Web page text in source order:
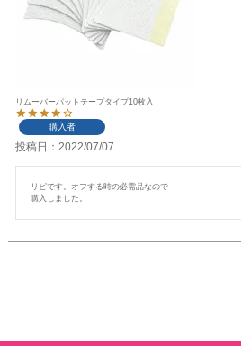
リムーバーパットテープタイプ10枚入
購入者
投稿日 2022/07/07
リピです。オフする時の必需品なので
購入しました。